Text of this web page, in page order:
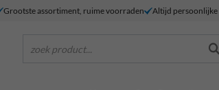
Grootste assortiment, ruime voorraden Altijd persoonlijke
zoek product...